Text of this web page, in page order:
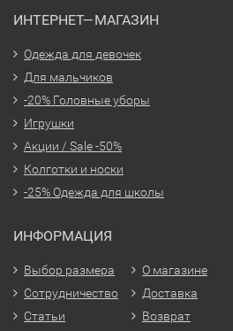
ИНТЕРНЕТ—МАГАЗИН
Одежда для девочек
Для мальчиков
-20% Головные уборы
Игрушки
Акции / Sale -50%
Колготки и носки
-25% Одежда для школы
ИНФОРМАЦИЯ
Выбор размера
Сотрудничество
Статьи
О магазине
Доставка
Возврат